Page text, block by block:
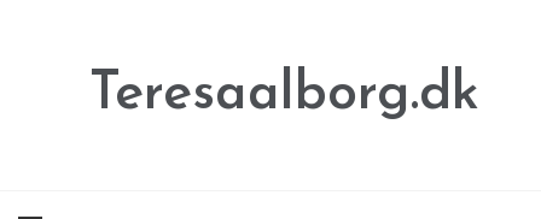
Teresaalborg.dk